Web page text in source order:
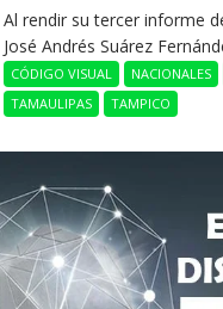
Al rendir su tercer informe
José Andrés Suárez
CÓDIGO VISUAL NACIONALES
TAMAULIPAS
TAMPICO